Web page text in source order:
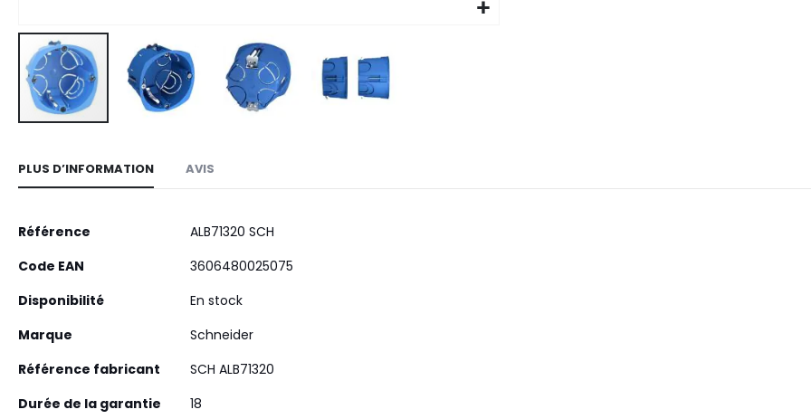
the
the
images
PLUS D’INFORMATION
Plus
Référence
ALB71320 SCH
Code EAN
3606480025075
Disponibilité
En stock
Marque
Schneider
Référence fabricant
SCH ALB71320
Durée de la garantie
18
AVIS